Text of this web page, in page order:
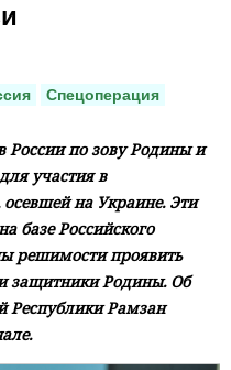
Спецоперация
России по зову Родины и
участия в
на Украине. Эти
базе Российского
решимости проявить
защитники Родины. Об
Республики Рамзан